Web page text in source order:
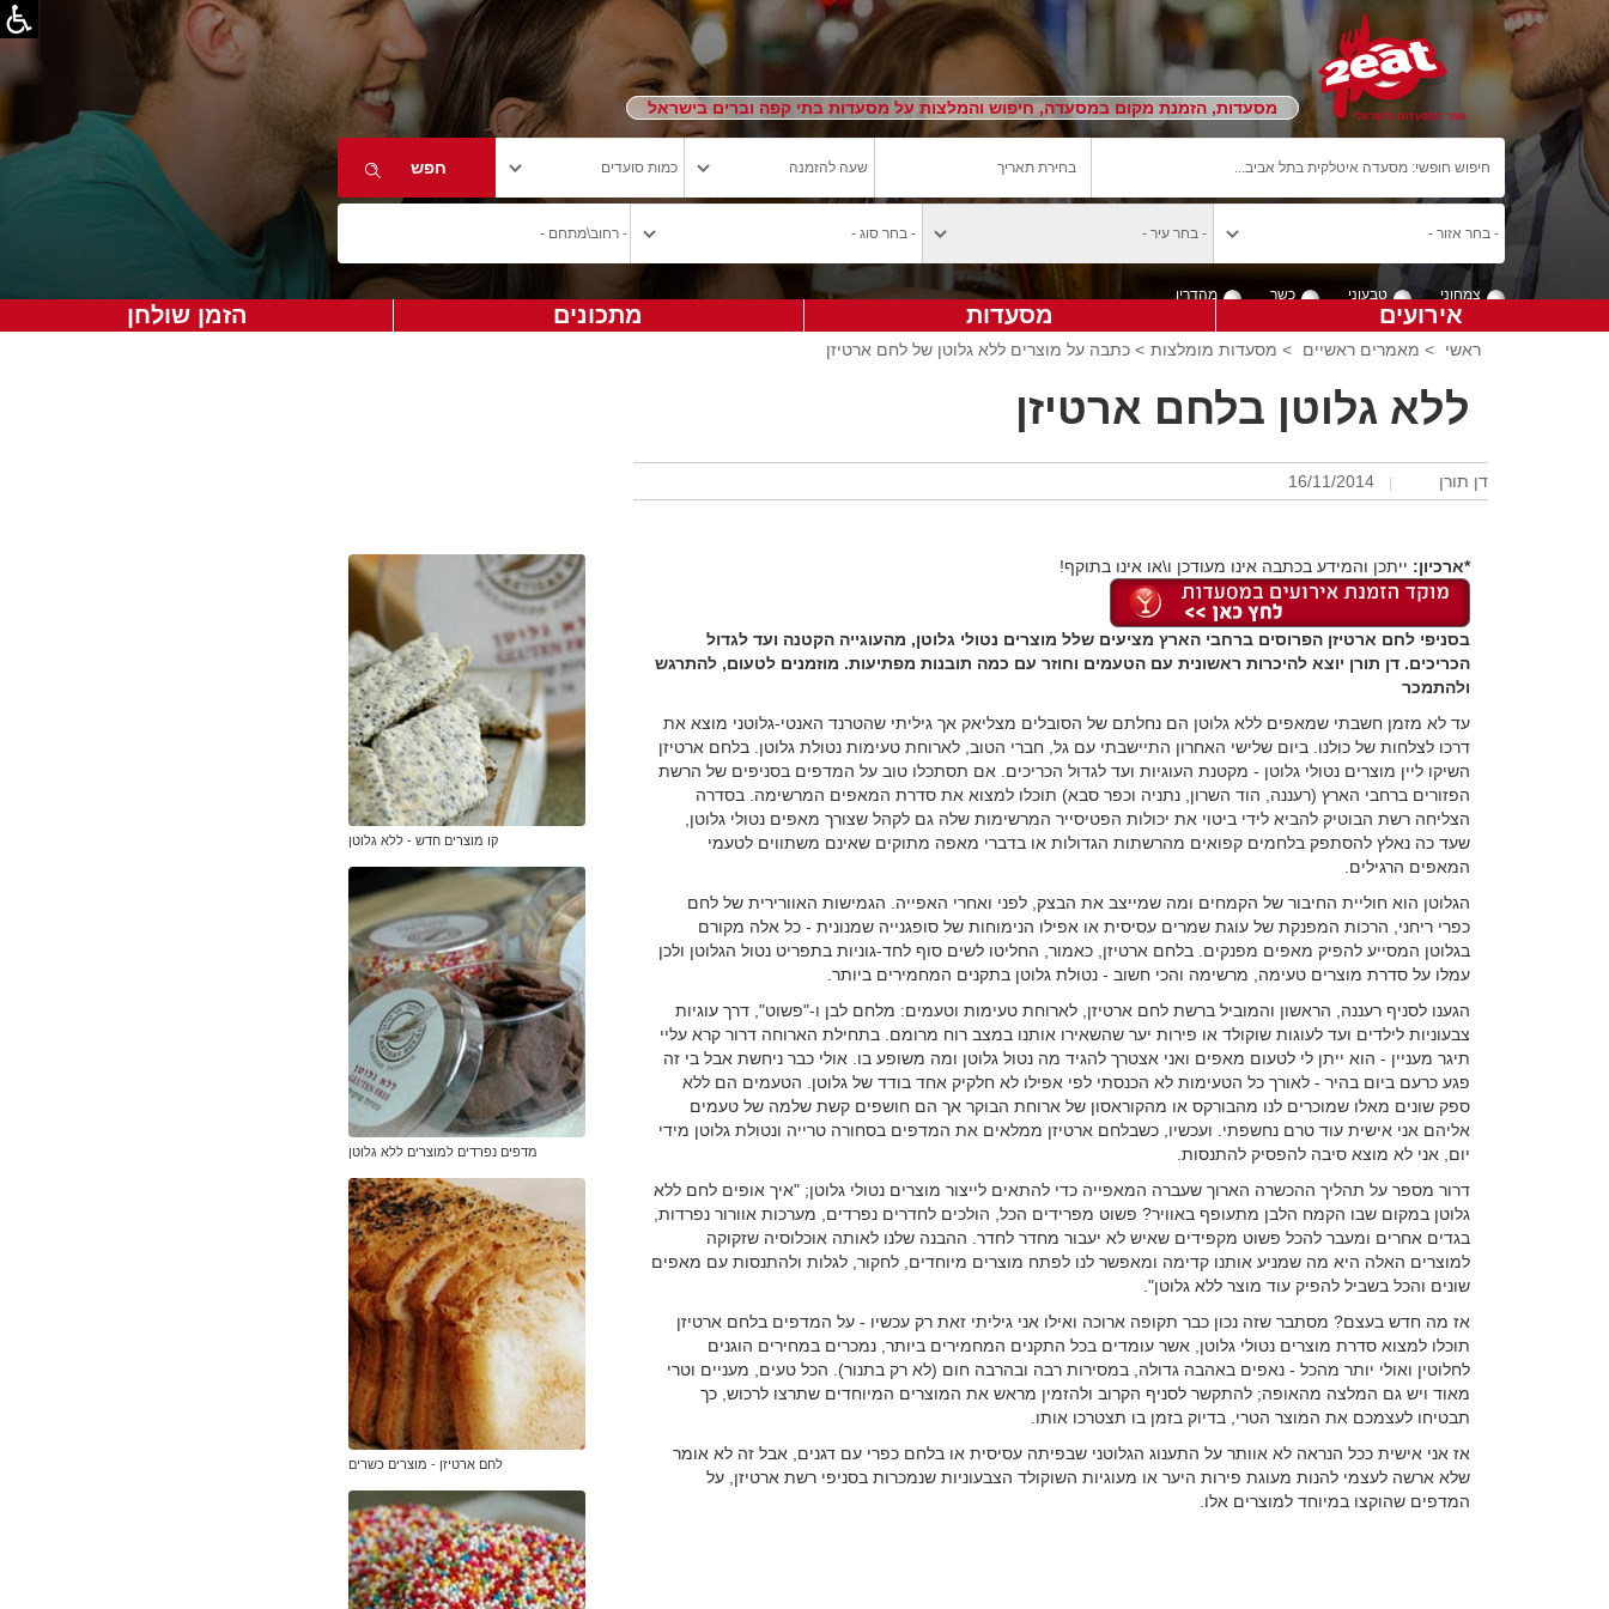
מסעדות, הזמנת מקום במסעדה, חיפוש והמלצות על מסעדות בתי קפה וברים בישראל
צמחוני טבעוני כשר מהדרין
אירועים מסעדות מתכונים הזמן שולחן
ראשי > מאמרים ראשיים > מסעדות מומלצות > כתבה על מוצרים ללא גלוטן של לחם ארטיזן
ללא גלוטן בלחם ארטיזן
דן תורן 16/11/2014
*ארכיון: ייתכן והמידע בכתבה אינו מעודכן ו\או אינו בתוקף!
בסניפי לחם ארטיזן הפרוסים ברחבי הארץ מציעים שלל מוצרים נטולי גלוטן, מהעוגייה הקטנה ועד לגדול
הכריכים. דן תורן יוצא להיכרות ראשונית עם הטעמים וחוזר עם כמה תובנות מפתיעות. מוזמנים לטעום, להתרגש
ולהתמכר
עד לא מזמן חשבתי שמאפים ללא גלוטן הם נחלתם של הסובלים מצליאק אך גיליתי שהטרנד האנטי-גלוטני מוצא את
דרכו לצלחות של כולנו. ביום שלישי האחרון התיישבתי עם גל, חברי הטוב, לארוחת טעימות נטולת גלוטן. בלחם ארטיזן
השיקו ליין מוצרים נטולי גלוטן - מקטנת העוגיות ועד לגדול הכריכים. אם תסתכלו טוב על המדפים בסניפים של הרשת
הפזורים ברחבי הארץ (רעננה, הוד השרון, נתניה וכפר סבא) תוכלו למצוא את סדרת המאפים המרשימה. בסדרה
הצליחה רשת הבוטיק להביא לידי ביטוי את יכולות הפטיסייר המרשימות שלה גם לקהל שצורך מאפים נטולי גלוטן,
שעד כה נאלץ להסתפק בלחמים קפואים מהרשתות הגדולות או בדברי מאפה מתוקים שאינם משתווים לטעמי
המאפים הרגילים.
הגלוטן הוא חוליית החיבור של הקמחים ומה שמייצב את הבצק, לפני ואחרי האפייה. הגמישות האוורירית של לחם
כפרי ריחני, הרכות המפנקת של עוגת שמרים עסיסית או אפילו הנימוחות של סופגנייה שמנונית - כל אלה מקורם
בגלוטן המסייע להפיק מאפים מפנקים. בלחם ארטיזן, כאמור, החליטו לשים סוף לחד-גוניות בתפריט נטול הגלוטן ולכן
עמלו על סדרת מוצרים טעימה, מרשימה והכי חשוב - נטולת גלוטן בתקנים המחמירים ביותר.
הגענו לסניף רעננה, הראשון והמוביל ברשת לחם ארטיזן, לארוחת טעימות וטעמים: מלחם לבן ו-"פשוט", דרך עוגיות
צבעוניות לילדים ועד לעוגות שוקולד או פירות יער שהשאירו אותנו במצב רוח מרומם. בתחילת הארוחה דרור קרא עליי
תיגר מעניין - הוא ייתן לי לטעום מאפים ואני אצטרך להגיד מה נטול גלוטן ומה משופע בו. אולי כבר ניחשת אבל בי זה
פגע כרעם ביום בהיר - לאורך כל הטעימות לא הכנסתי לפי אפילו לא חלקיק אחד בודד של גלוטן. הטעמים הם ללא
ספק שונים מאלו שמוכרים לנו מהבורקס או מהקוראסון של ארוחת הבוקר אך הם חושפים קשת שלמה של טעמים
אליהם אני אישית עוד טרם נחשפתי. ועכשיו, כשבלחם ארטיזן ממלאים את המדפים בסחורה טרייה ונטולת גלוטן מידי
יום, אני לא מוצא סיבה להפסיק להתנסות.
דרור מספר על תהליך ההכשרה הארוך שעברה המאפייה כדי להתאים לייצור מוצרים נטולי גלוטן; "איך אופים לחם ללא
גלוטן במקום שבו הקמח הלבן מתעופף באוויר? פשוט מפרידים הכל, הולכים לחדרים נפרדים, מערכות אוורור נפרדות,
בגדים אחרים ומעבר להכל פשוט מקפידים שאיש לא יעבור מחדר לחדר. ההבנה שלנו לאותה אוכלוסיה שזקוקה
למוצרים האלה היא מה שמניע אותנו קדימה ומאפשר לנו לפתח מוצרים מיוחדים, לחקור, לגלות ולהתנסות עם מאפים
שונים והכל בשביל להפיק עוד מוצר ללא גלוטן".
אז מה חדש בעצם? מסתבר שזה נכון כבר תקופה ארוכה ואילו אני גיליתי זאת רק עכשיו - על המדפים בלחם ארטיזן
תוכלו למצוא סדרת מוצרים נטולי גלוטן, אשר עומדים בכל התקנים המחמירים ביותר, נמכרים במחירים הוגנים
לחלוטין ואולי יותר מהכל - נאפים באהבה גדולה, במסירות רבה ובהרבה חום (לא רק בתנור). הכל טעים, מעניים וטרי
מאוד ויש גם המלצה מהאופה; להתקשר לסניף הקרוב ולהזמין מראש את המוצרים המיוחדים שתרצו לרכוש, כך
תבטיחו לעצמכם את המוצר הטרי, בדיוק בזמן בו תצטרכו אותו.
אז אני אישית ככל הנראה לא אוותר על התענוג הגלוטני שבפיתה עסיסית או בלחם כפרי עם דגנים, אבל זה לא אומר
שלא ארשה לעצמי להנות מעוגת פירות היער או מעוגיות השוקולד הצבעוניות שנמכרות בסניפי רשת ארטיזן, על
המדפים שהוקצו במיוחד למוצרים אלו.
קו מוצרים חדש - ללא גלוטן
מדפים נפרדים למוצרים ללא גלוטן
לחם ארטיזן - מוצרים כשרים